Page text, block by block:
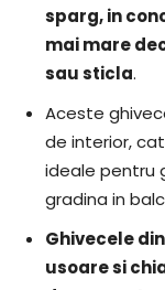
sparg, in
mai mare
sau sticla.
Aceste
de interior,
ideale pentru
gradina in
Ghivecele
usoare si